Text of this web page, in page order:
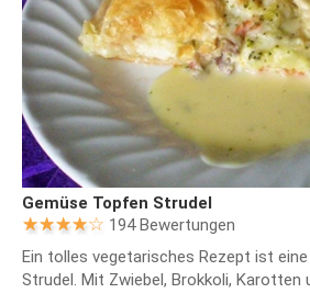
Gemüse Topfen Strudel
194 Bewertungen
Ein tolles vegetarisches Rezept ist
Strudel. Mit Zwiebel, Brokkoli, Karotten